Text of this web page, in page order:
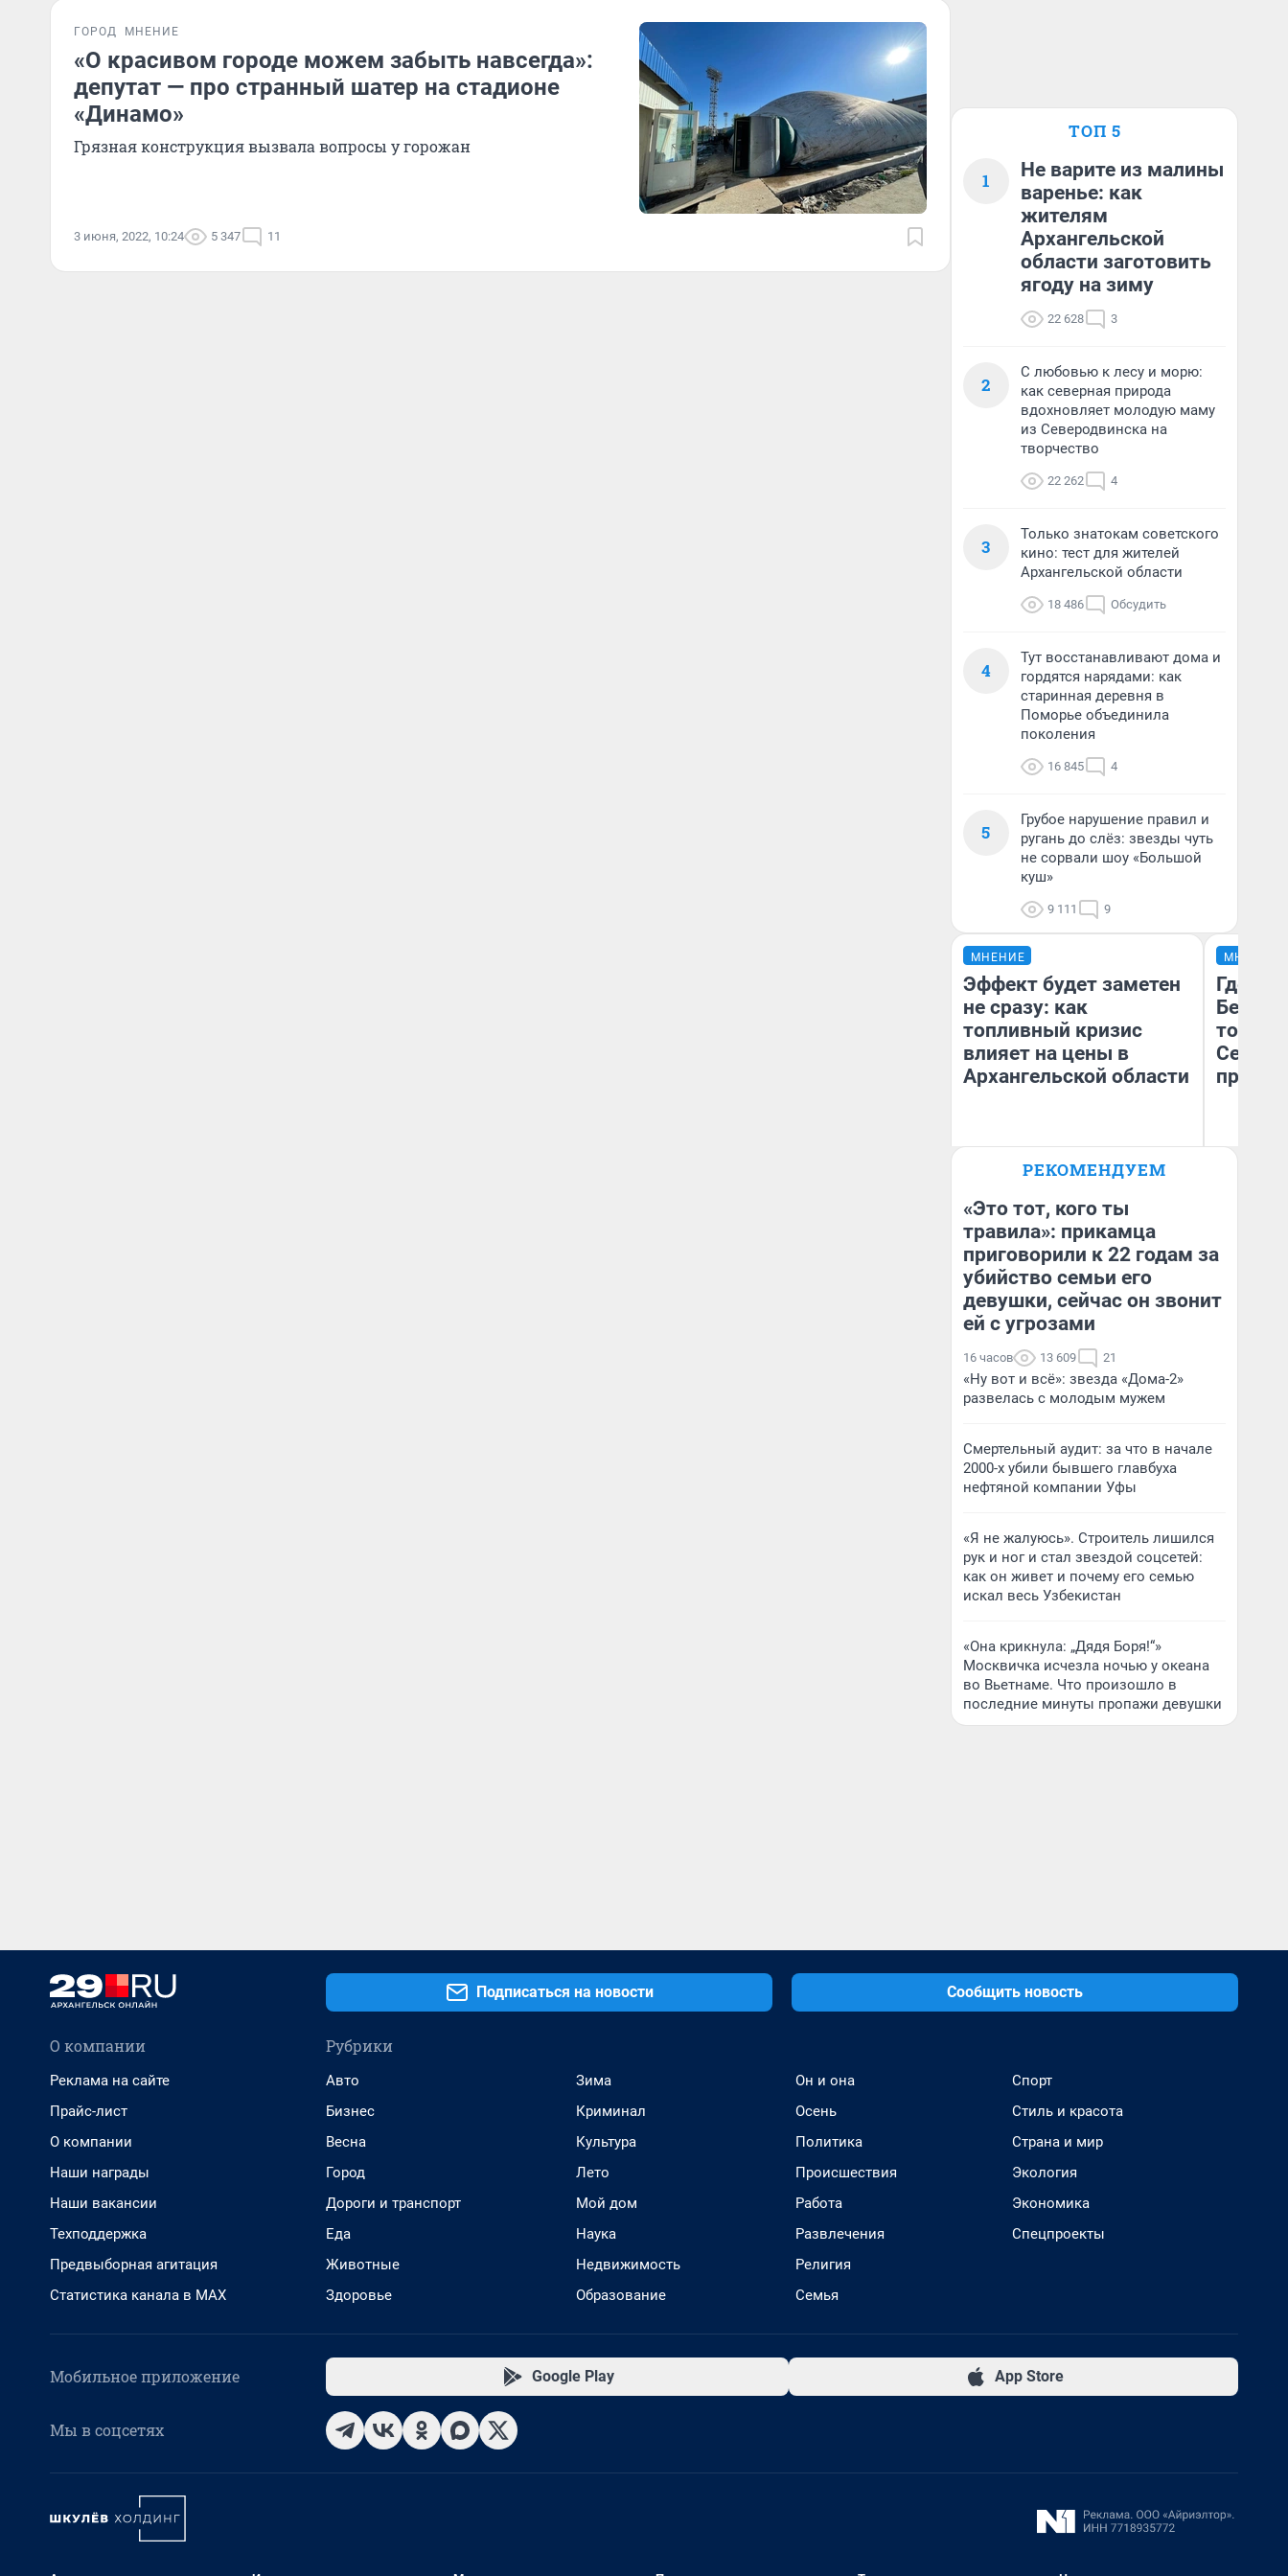
ГОРОД МНЕНИЕ
«О красивом городе можем забыть навсегда»:
депутат — про странный шатер на стадионе
«Динамо»
Грязная конструкция вызвала вопросы у горожан
3 июня, 2022, 10:24 5 347 11
ТОП 5
1
Не варите из малины
варенье: как
жителям
Архангельской
области заготовить
ягоду на зиму
22 628 3
2
С любовью к лесу и морю:
как северная природа
вдохновляет молодую маму
из Северодвинска на
творчество
22 262 4
3
Только знатокам советского
кино: тест для жителей
Архангельской области
18 486 Обсудить
4
Тут восстанавливают дома и
гордятся нарядами: как
старинная деревня в
Поморье объединила
поколения
16 845 4
5
Грубое нарушение правил и
ругань до слёз: звезды чуть
не сорвали шоу «Большой
куш»
9 111 9
МНЕНИЕ
Эффект будет заметен
не сразу: как
топливный кризис
влияет на цены в
Архангельской области
Дмитрий Алексеев
МНЕНИЕ
Где
Белом
точки
РЕКОМЕНДУЕМ
«Это тот, кого ты
травила»: прикамца
приговорили к 22 годам за
убийство семьи его
девушки, сейчас он звонит
ей с угрозами
16 часов 13 609 21
«Ну вот и всё»: звезда «Дома-2»
развелась с молодым мужем
Смертельный аудит: за что в начале
2000-х убили бывшего главбуха
нефтяной компании Уфы
«Я не жалуюсь». Строитель лишился
рук и ног и стал звездой соцсетей:
как он живет и почему его семью
искал весь Узбекистан
«Она крикнула: „Дядя Боря!“»
Москвичка исчезла ночью у океана
во Вьетнаме. Что произошло в
последние минуты пропажи девушки
Подписаться на новости Сообщить новость
О компании
Реклама на сайте
Прайс-лист
О компании
Наши награды
Наши вакансии
Техподдержка
Предвыборная агитация
Статистика канала в MAX
Рубрики
Авто
Бизнес
Весна
Город
Дороги и транспорт
Еда
Животные
Здоровье
Зима
Криминал
Культура
Лето
Мой дом
Наука
Недвижимость
Образование
Он и она
Осень
Политика
Происшествия
Работа
Развлечения
Религия
Семья
Спорт
Стиль и красота
Страна и мир
Экология
Экономика
Спецпроекты
Мобильное приложение Google Play App Store
Мы в соцсетях